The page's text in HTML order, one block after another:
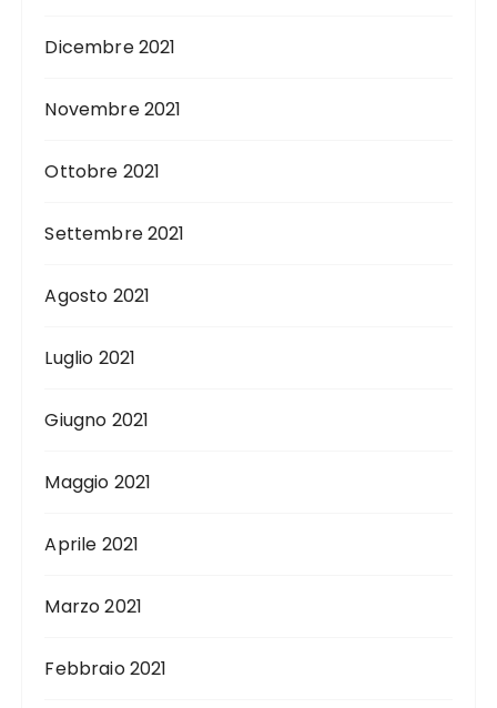
Dicembre 2021
Novembre 2021
Ottobre 2021
Settembre 2021
Agosto 2021
Luglio 2021
Giugno 2021
Maggio 2021
Aprile 2021
Marzo 2021
Febbraio 2021